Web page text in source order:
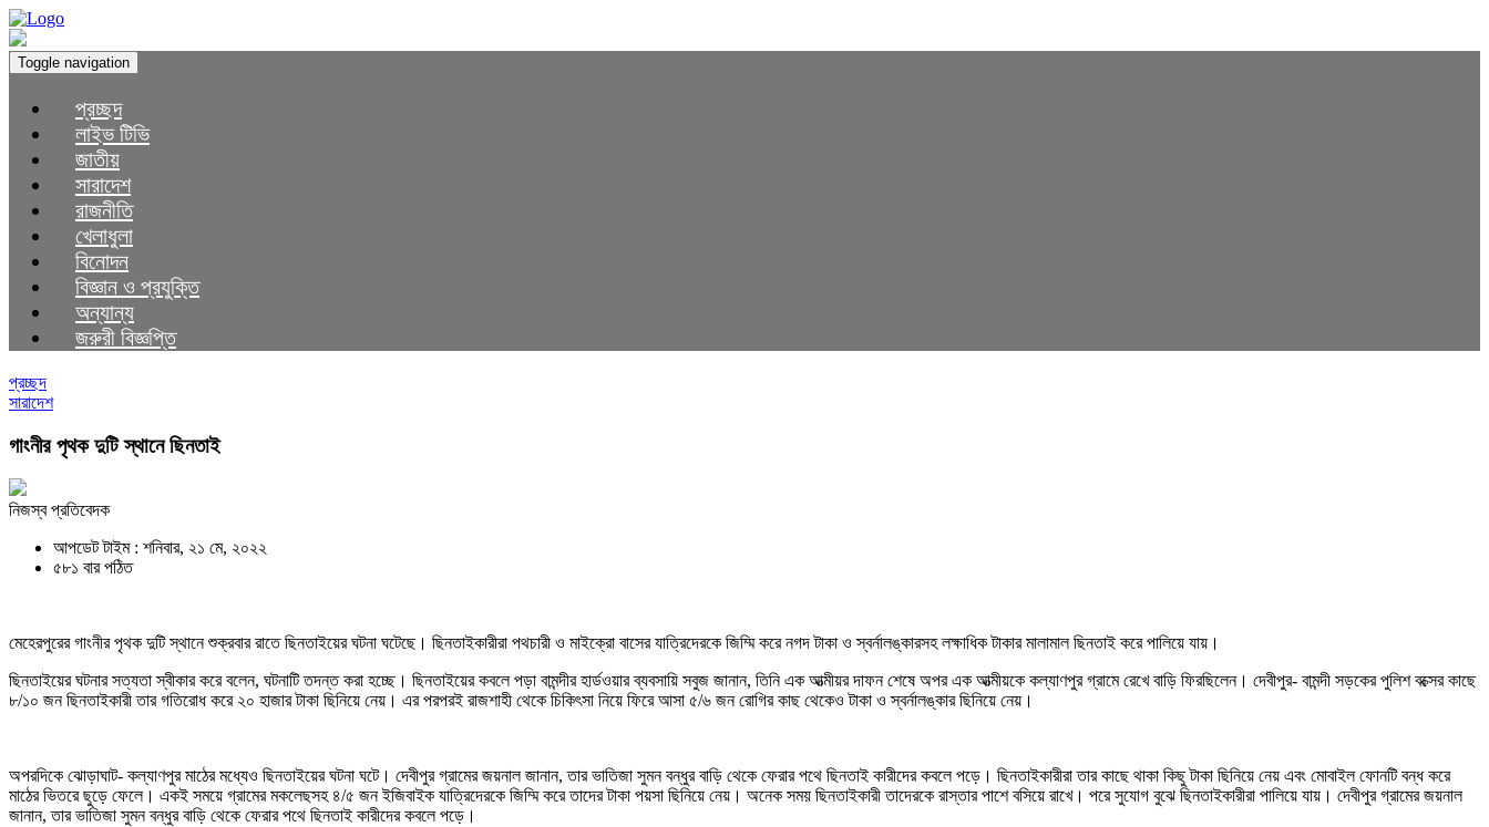
Toggle navigation
প্রচ্ছদ
লাইভ টিভি
জাতীয়
সারাদেশ
রাজনীতি
খেলাধুলা
বিনোদন
বিজ্ঞান ও প্রযুক্তি
অন্যান্য
জরুরী বিজ্ঞপ্তি
প্রচ্ছদ
সারাদেশ
গাংনীর পৃথক দুটি স্থানে ছিনতাই
নিজস্ব প্রতিবেদক
আপডেট টাইম : শনিবার, ২১ মে, ২০২২
৫৮১ বার পঠিত
মেহেরপুরের গাংনীর পৃথক দুটি স্থানে শুক্রবার রাতে ছিনতাইয়ের ঘটনা ঘটেছে। ছিনতাইকারীরা পথচারী ও মাইক্রো বাসের যাত্রিদেরকে জিম্মি করে নগদ টাকা ও স্বর্নালঙ্কারসহ লক্ষাধিক টাকার মালামাল ছিনতাই করে পালিয়ে যায়।
ছিনতাইয়ের ঘটনার সত্যতা স্বীকার করে বলেন, ঘটনাটি তদন্ত করা হচ্ছে। ছিনতাইয়ের কবলে পড়া বামন্দীর হার্ডওয়ার ব্যবসায়ি সবুজ জানান, তিনি এক আত্মীয়র দাফন শেষে অপর এক আত্মীয়কে কল্যাণপুর গ্রামে রেখে বাড়ি ফিরছিলেন। দেবীপুর- বামন্দী সড়কের পুলিশ বক্সের কাছে
৮/১০ জন ছিনতাইকারী তার গতিরোধ করে ২০ হাজার টাকা ছিনিয়ে নেয়। এর পরপরই রাজশাহী থেকে চিকিৎসা নিয়ে ফিরে আসা ৫/৬ জন রোগির কাছ থেকেও টাকা ও স্বর্নালঙ্কার ছিনিয়ে নেয়।
অপরদিকে ঝোড়াঘাট- কল্যাণপুর মাঠের মধ্যেও ছিনতাইয়ের ঘটনা ঘটে। দেবীপুর গ্রামের জয়নাল জানান, তার ভাতিজা সুমন বন্ধুর বাড়ি থেকে ফেরার পথে ছিনতাই কারীদের কবলে পড়ে। ছিনতাইকারীরা তার কাছে থাকা কিছু টাকা ছিনিয়ে নেয় এবং মোবাইল ফোনটি বন্ধ করে
মাঠের ভিতরে ছুড়ে ফেলে। একই সময়ে গ্রামের মকলেছসহ ৪/৫ জন ইজিবাইক যাত্রিদেরকে জিম্মি করে তাদের টাকা পয়সা ছিনিয়ে নেয়। অনেক সময় ছিনতাইকারী তাদেরকে রাস্তার পাশে বসিয়ে রাখে। পরে সুযোগ বুঝে ছিনতাইকারীরা পালিয়ে যায়। দেবীপুর গ্রামের জয়নাল
জানান, তার ভাতিজা সুমন বন্ধুর বাড়ি থেকে ফেরার পথে ছিনতাই কারীদের কবলে পড়ে।